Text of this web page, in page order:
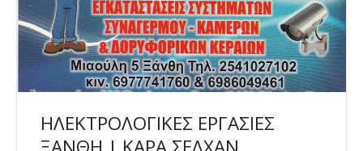
ΗΛΕΚΤΡΟΛΟΓΙΚΕΣ ΕΡΓΑΣΙΕΣ